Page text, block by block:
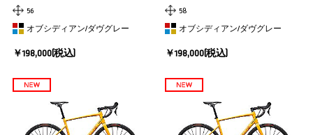
56
オブシディアン/ダヴグレー
￥198,000(税込)
58
オブシディアン/ダヴグレー
￥198,000(税込)